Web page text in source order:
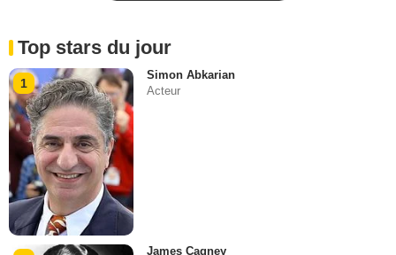
Top stars du jour
1
Simon Abkarian
Acteur
James Cagney